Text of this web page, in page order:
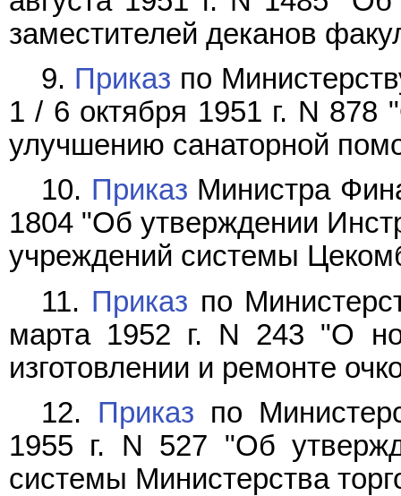
заместителей деканов
9. Приказ по
1 / 6 октября 1951 г. N
улучшению санаторной
10. Приказ Министра
1804 "Об утверждении
учреждений системы
11. Приказ по
марта 1952 г. N 243 "О
изготовлении и ремонте
12. Приказ по
1955 г. N 527 "Об
системы Министерства